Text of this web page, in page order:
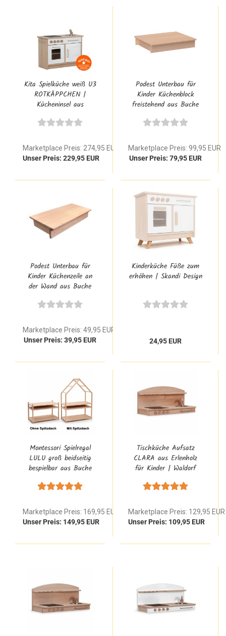
Kita Spielküche weiß U3
ROTKÄPPCHEN |
Kücheninsel aus
Einrichtungen
Marketplace Preis: 274,95 EUR
Unser Preis: 229,95 EUR
Podest Unterbau für
Kinder Küchenblock
freistehend aus Buche
für Kinderküchen Module
Marketplace Preis: 99,95 EUR
Unser Preis: 79,95 EUR
Podest Unterbau für
Kinder Küchenzeile an
der Wand aus Buche
Kinderküchen Module
Marketplace Preis: 49,95 EUR
Unser Preis: 39,95 EUR
Kinderküche Füße zum
erhöhen | Skandi Design
24,95 EUR
Montessori Spielregal
LULU groß beidseitig
bespielbar aus Buche
Marketplace Preis: 169,95 EUR
Unser Preis: 149,95 EUR
Tischküche Aufsatz
CLARA aus Erlenholz
für Kinder | Waldorf
Marketplace Preis: 129,95 EUR
Unser Preis: 109,95 EUR